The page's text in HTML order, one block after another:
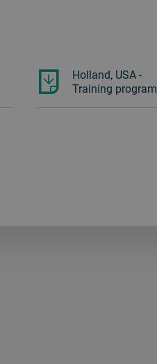
Holland, USA -
Training program